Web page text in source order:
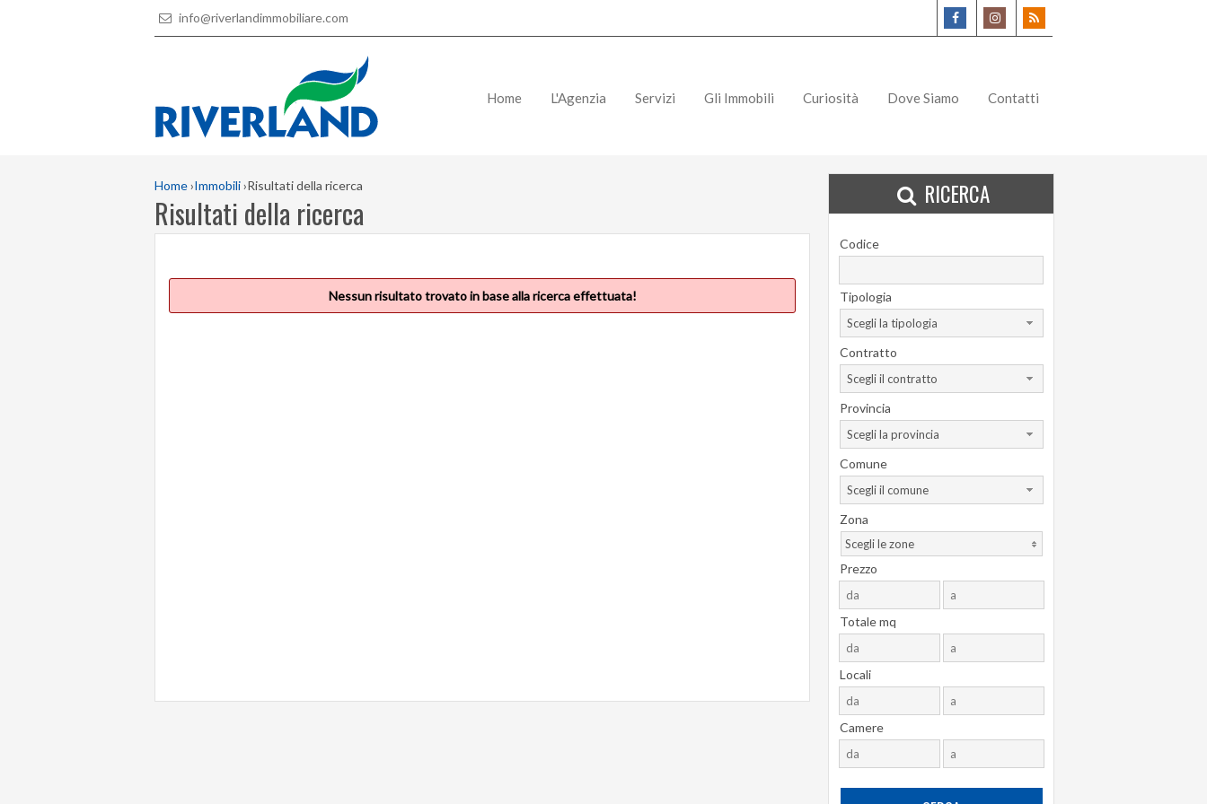
info@riverlandimmobiliare.com
Home L'Agenzia Servizi Gli Immobili Curiosità Dove Siamo Contatti
Home›Immobili›Risultati della ricerca
Risultati della ricerca
Nessun risultato trovato in base alla ricerca effettuata!
RICERCA
Codice
Tipologia
Scegli la tipologia
Contratto
Scegli il contratto
Provincia
Scegli la provincia
Comune
Scegli il comune
Zona
Scegli le zone
Prezzo
Totale mq
Locali
Camere